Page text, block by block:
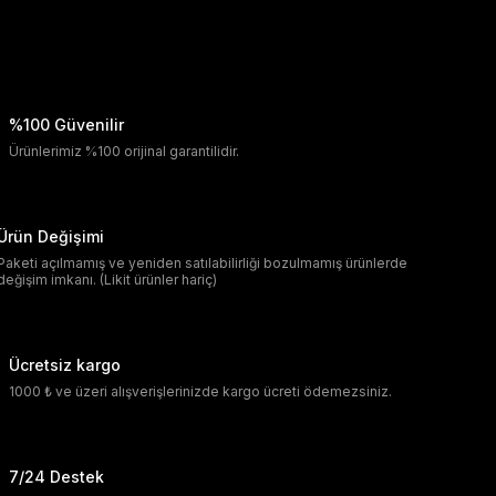
%100 Güvenilir
Ürünlerimiz %100 orijinal garantilidir.
Değişimi
açılmamış ve yeniden satılabilirliği bozulmamış ürünlerde
imkanı. (Likit ürünler hariç)
Ücretsiz kargo
1000 ₺ ve üzeri alışverişlerinizde kargo ücreti ödemezsiniz.
7/24 Destek